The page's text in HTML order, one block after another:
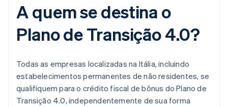
A quem se destina o
Plano de Transição 4.0?
Todas as empresas localizadas na Itália, incluindo
estabelecimentos permanentes de não residentes, se
qualifiquem para o crédito fiscal de bônus do Plano de
Transição 4.0, independentemente de sua forma